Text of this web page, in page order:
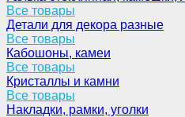
Все товары
Детали для декора разные
Все товары
Кабошоны, камеи
Все товары
Кристаллы и камни
Все товары
Накладки, рамки, уголки